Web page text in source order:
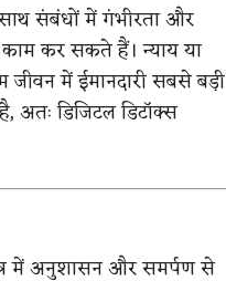
संबंधों में गंभीरता और
कर सकते हैं। न्याय या
में ईमानदारी सबसे बड़ी
अतः डिजिटल डिटॉक्स
में अनुशासन और समर्पण से